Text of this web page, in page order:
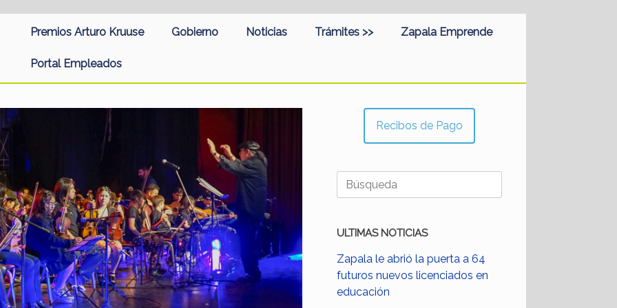
Premios Arturo Kruuse Gobierno Noticias Trámites >> Zapala Emprende
Portal Empleados
Recibos de Pago
Buscar:
ULTIMAS NOTICIAS
Zapala le abrió la puerta a 64
futuros nuevos licenciados en
educación